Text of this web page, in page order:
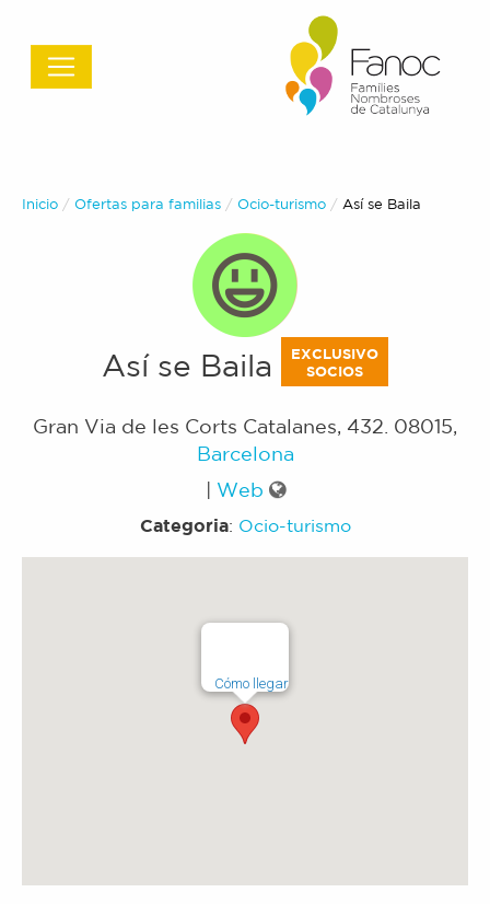
Inicio Ofertas para familias Ocio-turismo Actual:
Así se Baila
Así se Baila
EXCLUSIVO
SOCIOS
Gran Via de les Corts Catalanes, 432 08015
Barcelona
| Web
Categoria: Ocio-turismo
Cómo llegar